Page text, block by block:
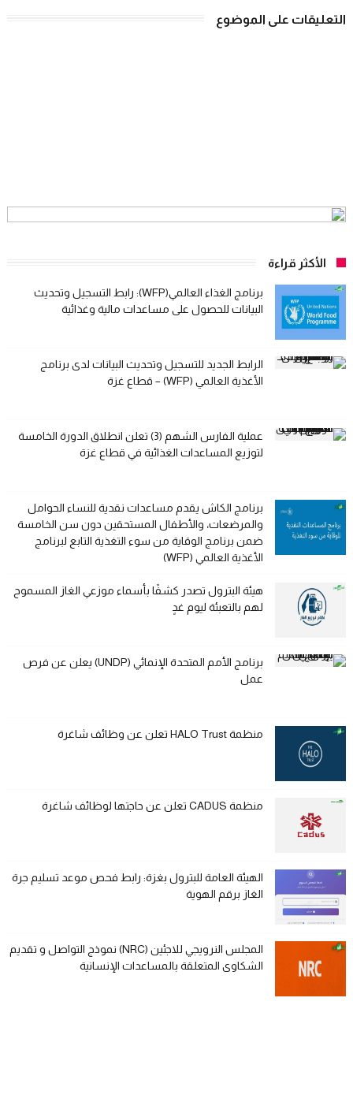
التعليقات على الموضوع
الأكثر قراءة
برنامج الغذاء العالمي(WFP): رابط التسجيل وتحديث
البيانات للحصول على مساعدات مالية وغذائية
الرابط الجديد للتسجيل وتحديث البيانات لدى برنامج
الأغذية العالمي (WFP) – قطاع غزة
عملية الفارس الشهم (3) تعلن انطلاق الدورة الخامسة
لتوزيع المساعدات الغذائية في قطاع غزة
برنامج الكاش يقدم مساعدات نقدية للنساء الحوامل
والمرضعات، والأطفال المستحقين دون سن الخامسة
ضمن برنامج الوقاية من سوء التغذية التابع لبرنامج
الأغذية العالمي (WFP)
هيئة البترول تصدر كشفًا بأسماء موزعي الغاز المسموح
لهم بالتعبئة ليوم غدٍ
برنامج الأمم المتحدة الإنمائي (UNDP) يعلن عن فرص
عمل
منظمة HALO Trust تعلن عن وظائف شاغرة
منظمة CADUS تعلن عن حاجتها لوظائف شاغرة
الهيئة العامة للبترول بغزة: رابط فحص موعد تسليم جرة
الغاز برقم الهوية
المجلس النرويجي للاجئين (NRC) نموذج التواصل و تقديم
الشكاوى المتعلقة بالمساعدات الإنسانية